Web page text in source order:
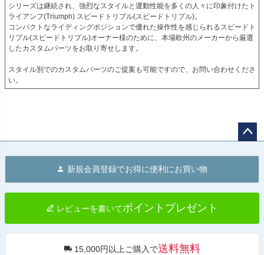
シリーズは継続され、強烈なスタイルと運動性能を多くの人々に印象付けたト
ライアンフ(Triumph) スピードトリプル(スピードトリプル)。
コンパクトなライディングポジションで優れた操作性を感じられるスピードト
リプル(スピードトリプル)オーナー様のために、本場欧州のメーカーから厳選
したカスタムパーツをお取り寄せします。
スタイル別でのカスタムパーツのご提案も可能ですので、お問い合わせくださ
い。
へ
新規会員登録でお得に便利にお買い物
レビューを書いてポイントプレゼント
15,000円以上ご購入で送料無料